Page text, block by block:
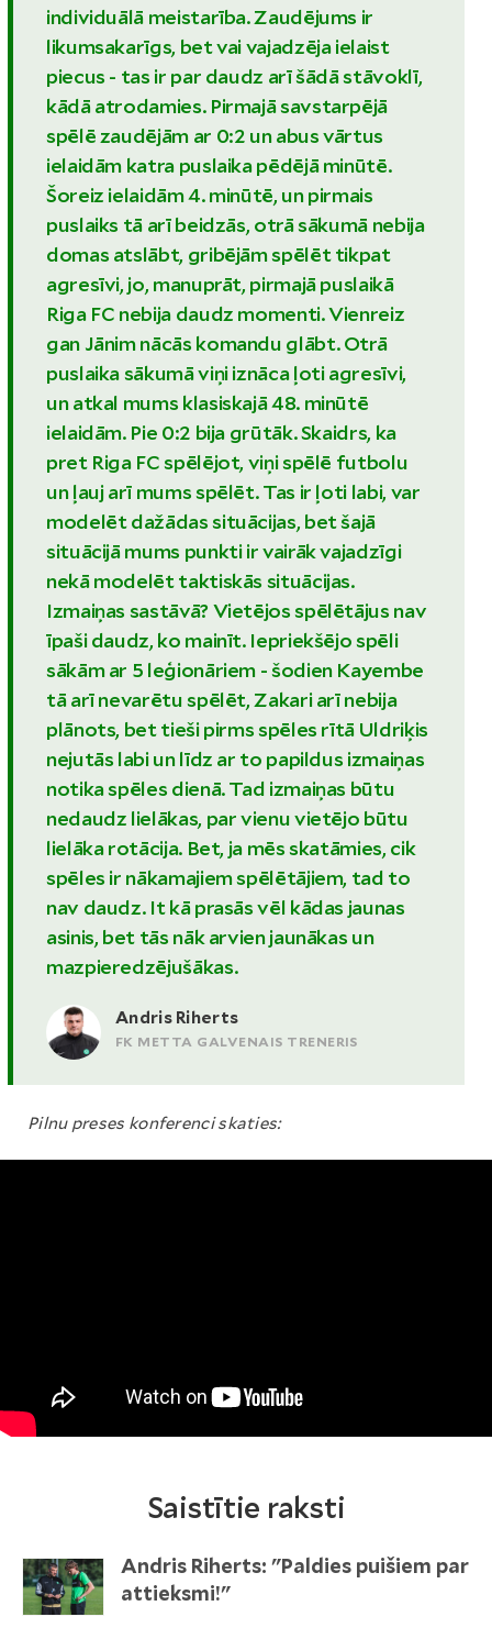
individuālā meistarība. Zaudējums ir
likumsakarīgs, bet vai vajadzēja ielaist
piecus - tas ir par daudz arī šādā stāvoklī,
kādā atrodamies. Pirmajā savstarpējā
spēlē zaudējām ar 0:2 un abus vārtus
ielaidām katra puslaika pēdējā minūtē.
Šoreiz ielaidām 4. minūtē, un pirmais
puslaiks tā arī beidzās, otrā sākumā nebija
domas atslābt, gribējām spēlēt tikpat
agresīvi, jo, manuprāt, pirmajā puslaikā
Riga FC nebija daudz momenti. Vienreiz
gan Jānim nācās komandu glābt. Otrā
puslaika sākumā viņi iznāca ļoti agresīvi,
un atkal mums klasiskajā 48. minūtē
ielaidām. Pie 0:2 bija grūtāk. Skaidrs, ka
pret Riga FC spēlējot, viņi spēlē futbolu
un ļauj arī mums spēlēt. Tas ir ļoti labi, var
modelēt dažādas situācijas, bet šajā
situācijā mums punkti ir vairāk vajadzīgi
nekā modelēt taktiskās situācijas.
Izmaiņas sastāvā? Vietējos spēlētājus nav
īpaši daudz, ko mainīt. Iepriekšējo spēli
sākām ar 5 leģionāriem - šodien Kayembe
tā arī nevarētu spēlēt, Zakari arī nebija
plānots, bet tieši pirms spēles rītā Uldriķis
nejutās labi un līdz ar to papildus izmaiņas
notika spēles dienā. Tad izmaiņas būtu
nedaudz lielākas, par vienu vietējo būtu
lielāka rotācija. Bet, ja mēs skatāmies, cik
spēles ir nākamajiem spēlētājiem, tad to
nav daudz. It kā prasās vēl kādas jaunas
asinis, bet tās nāk arvien jaunākas un
mazpieredzējušākas.
Andris Riherts
FK METTA GALVENAIS TRENERIS
Pilnu preses konferenci skaties:
Saistītie raksti
Andris Riherts: "Paldies puišiem par
attieksmi!"